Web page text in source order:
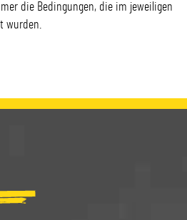
die Bedingungen, die im jeweiligen
wurden.